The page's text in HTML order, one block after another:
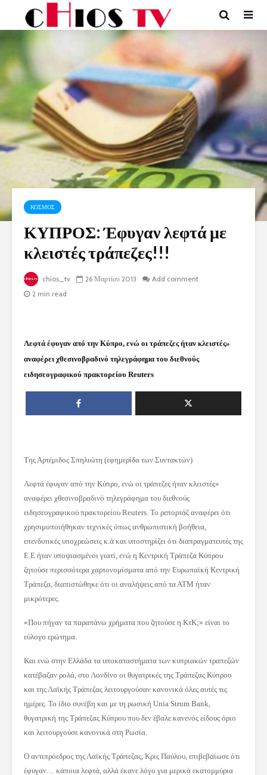
ΚΟΣΜΟΣ
ΚΥΠΡΟΣ: Έφυγαν λεφτά με
κλειστές τράπεζες!!!
chios_tv 26 Μαρτίου 2013
Add comment
2 min read
Λεφτά έφυγαν από την Κύπρο, ενώ οι τράπεζες ήταν κλειστές»
αναφέρει χθεσινοβραδινό τηλεγράφημα του διεθνούς
ειδησεογραφικού πρακτορείου Reuters
Της Αρτέμιδος Σπηλιώτη (εφημερίδα των Συντακτών)
Λεφτά έφυγαν από την Κύπρο, ενώ οι τράπεζες ήταν κλειστές»
αναφέρει χθεσινοβραδινό τηλεγράφημα του διεθνούς
ειδησεογραφικού πρακτορείου Reuters. Το ρεπορτάζ αναφέρει ότι
χρησιμοποιήθηκαν τεχνικές όπως ανθρωπιστική βοήθεια,
επενδυτικές υποχρεώσεις κ.ά και υποστηρίζει ότι διαπραγματευτές της
Ε.Ε ήταν υποψιασμένοι γιατί, ενώ η Κεντρική Τράπεζα Κύπρου
ζητούσε περισσότερα χαρτονομίσματα από την Ευρωπαϊκή Κεντρική
Τράπεζα, διαπιστώθηκε ότι οι αναλήψεις από τα ΑΤΜ ήταν
μικρότερες.
«Που πήγαν τα παραπάνω χρήματα που ζητούσε η ΚτΚ;» είναι το
εύλογο ερώτημα.
Και ενώ στην Ελλάδα τα υποκαταστήματα των κυπριακών τραπεζών
κατέβαζαν ρολά, στο Λονδίνο οι θυγατρικές της Τράπεζας Κύπρου
και της Λαϊκής Τράπεζας λειτουργούσαν κανονικά όλες αυτές τις
ημέρες. Το ίδιο συνέβη και με τη ρωσική Unia Strum Bank,
θυγατρική της Τράπεζας Κύπρου που δεν έβαλε κανενός είδους όριο
και λειτουργούσε κανονικά στη Ρωσία.
Ο αντιπρόεδρος της Λαϊκής Τράπεζας, Κρις Παύλου, επιβεβαίωσε ότι
έφυγαν… κάποια λεφτά, αλλά έκανε λόγο για μερικά εκατομμύρια